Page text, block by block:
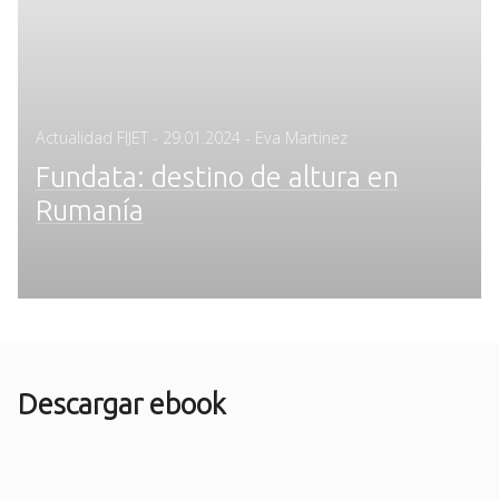
Actualidad FIJET - Posted
on
29.01.2024 - Eva Martinez
Fundata: destino de altura en
Rumanía
Descargar ebook